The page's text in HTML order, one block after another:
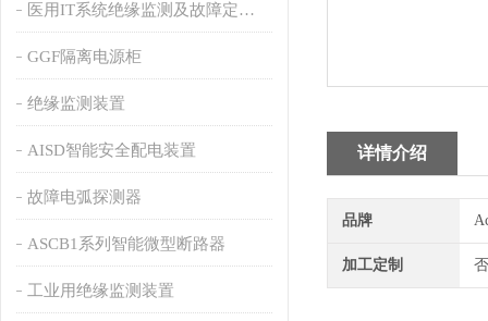
医用IT系统绝缘监测及故障定位产品
GGF隔离电源柜
绝缘监测装置
AISD智能安全配电装置
故障电弧探测器
ASCB1系列智能微型断路器
工业用绝缘监测装置
详情介绍
品牌
加工定制